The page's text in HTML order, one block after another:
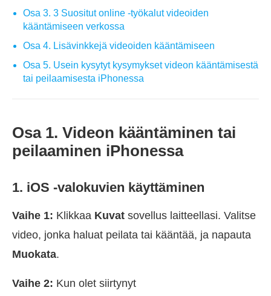
Osa 3. 3 Suositut online -työkalut videoiden
kääntämiseen verkossa
Osa 4. Lisävinkkejä videoiden kääntämiseen
Osa 5. Usein kysytyt kysymykset videon kääntämisestä
tai peilaamisesta iPhonessa
Osa 1. Videon kääntäminen tai
peilaaminen iPhonessa
1. iOS -valokuvien käyttäminen
Vaihe 1: Klikkaa Kuvat sovellus laitteellasi. Valitse
video, jonka haluat peilata tai kääntää, ja napauta
Muokata.
Vaihe 2: Kun olet siirtynyt